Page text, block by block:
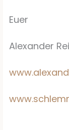
Euer
Alexander